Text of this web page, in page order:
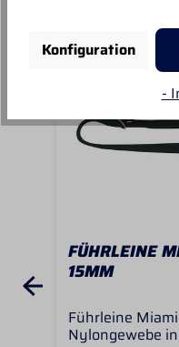
FÜHRLEINE
15MM
Führleine
Nylongewebe in
Konfiguration
-